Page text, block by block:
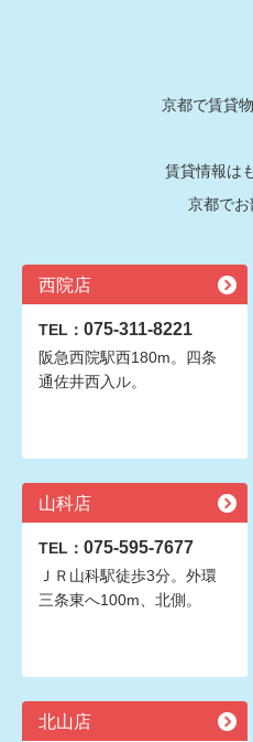
京都で賃貸
賃貸情報は
京都で
西院店
TEL： 075-311-8221
阪急西院駅西180m。四条
通佐井西入ル。
山科店
TEL： 075-595-7677
ＪＲ山科駅徒歩3分。外環
三条東へ100m、北側。
北山店